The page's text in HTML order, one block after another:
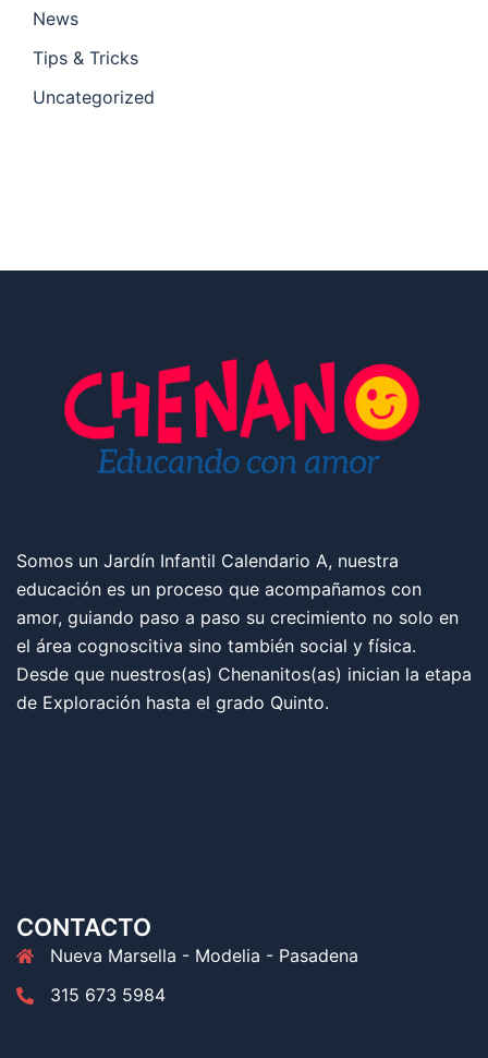
News
Tips & Tricks
Uncategorized
Somos un Jardín Infantil Calendario A, nuestra
educación es un proceso que acompañamos con
amor, guiando paso a paso su crecimiento no solo en
el área cognoscitiva sino también social y física.
Desde que nuestros(as) Chenanitos(as) inician la etapa
de Exploración hasta el grado Quinto.
CONTACTO
Nueva Marsella - Modelia - Pasadena
315 673 5984